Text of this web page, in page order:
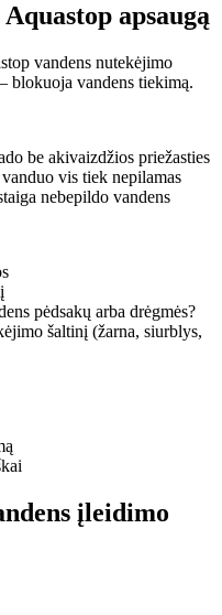
apsaugą
vandens nutekėjimo
blokuoja vandens tiekimą.
be akivaizdžios priežasties
vis tiek nepilamas
nebepildo vandens
pėdsakų arba drėgmės?
šaltinį (žarna, siurblys,
įleidimo